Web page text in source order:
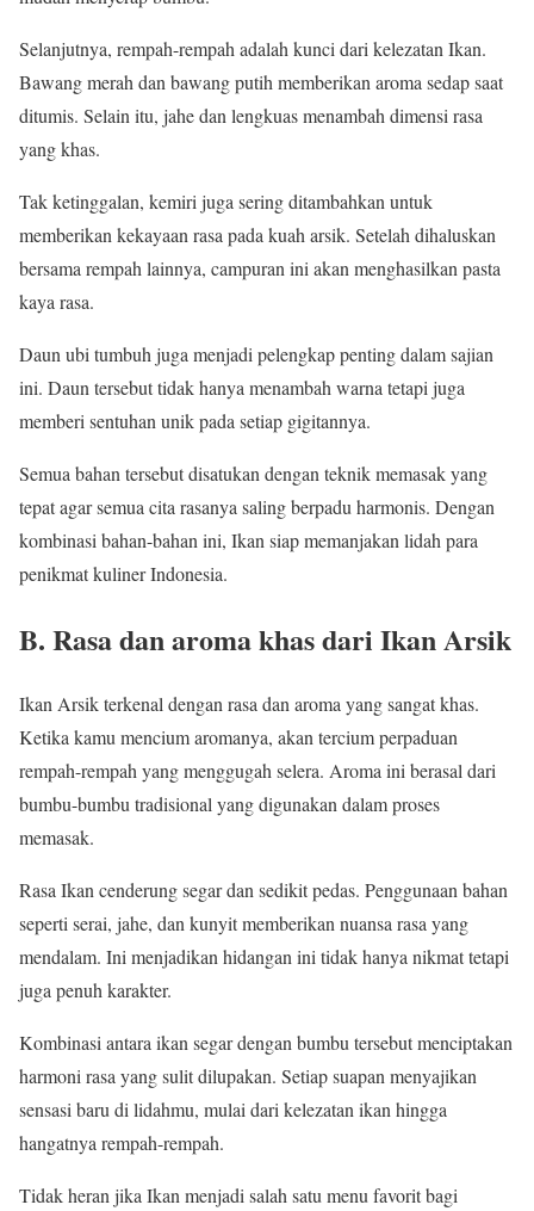
Selanjutnya, rempah-rempah adalah kunci dari kelezatan Ikan.
Bawang merah dan bawang putih memberikan aroma sedap saat
ditumis. Selain itu, jahe dan lengkuas menambah dimensi rasa
yang khas.
Tak ketinggalan, kemiri juga sering ditambahkan untuk
memberikan kekayaan rasa pada kuah arsik. Setelah dihaluskan
bersama rempah lainnya, campuran ini akan menghasilkan pasta
kaya rasa.
Daun ubi tumbuh juga menjadi pelengkap penting dalam sajian
ini. Daun tersebut tidak hanya menambah warna tetapi juga
memberi sentuhan unik pada setiap gigitannya.
Semua bahan tersebut disatukan dengan teknik memasak yang
tepat agar semua cita rasanya saling berpadu harmonis. Dengan
kombinasi bahan-bahan ini, Ikan siap memanjakan lidah para
penikmat kuliner Indonesia.
B. Rasa dan aroma khas dari Ikan Arsik
Ikan Arsik terkenal dengan rasa dan aroma yang sangat khas.
Ketika kamu mencium aromanya, akan tercium perpaduan
rempah-rempah yang menggugah selera. Aroma ini berasal dari
bumbu-bumbu tradisional yang digunakan dalam proses
memasak.
Rasa Ikan cenderung segar dan sedikit pedas. Penggunaan bahan
seperti serai, jahe, dan kunyit memberikan nuansa rasa yang
mendalam. Ini menjadikan hidangan ini tidak hanya nikmat tetapi
juga penuh karakter.
Kombinasi antara ikan segar dengan bumbu tersebut menciptakan
harmoni rasa yang sulit dilupakan. Setiap suapan menyajikan
sensasi baru di lidahmu, mulai dari kelezatan ikan hingga
hangatnya rempah-rempah.
Tidak heran jika Ikan menjadi salah satu menu favorit bagi